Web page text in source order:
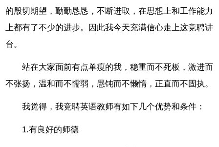
的殷切期望，勤勤恳恳，不断进取，在思想上和工作能力
上都有了不少的进步。因此我今天充满信心走上这竞聘讲
台。
站在大家面前有点单瘦的我，稳重而不死板，激进而
不张扬，温和而不懦弱，愚钝而不懒惰，正直而不固执。
我觉得，我竞聘英语教师有如下几个优势和条件：
1.有良好的师德